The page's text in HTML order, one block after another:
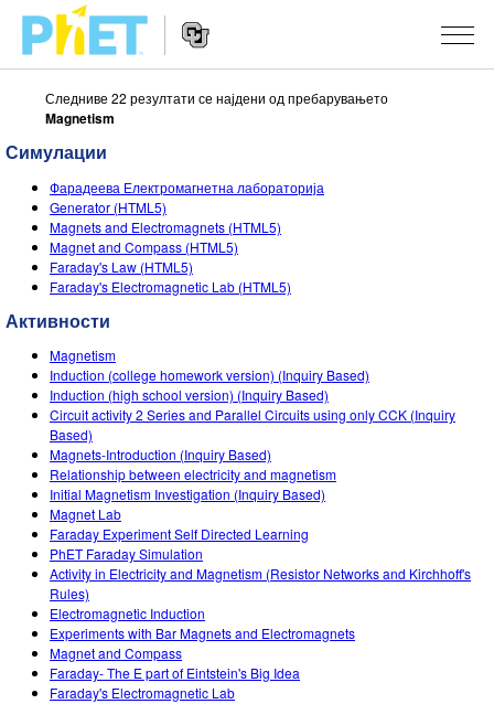
Пребарај
веб
страната
Website
СИМУЛАЦИИ
All Sims
Физика
Математика
Хемија
Географија
Биологија
Преведени симулации
Customizable Sims
STUDIO
About Studio
Customizable Sims
Start a Free Trial
Purchase a License
НАСТАВА
Разгледај Активности
Activity Contribution Guidelines
Virtual Workshops
Professional Learning with PhET
Teaching with PhET
ИСТРАЖУВАЊА
Inclusive Design
PhET Global
Data Fluency
DEIB in STEM Ed
SceneryStack OSE
Impact Report
НАЈАВИ СЕ / РЕГИСТРИРАЈ СЕ
НАЈАВИ СЕ / РЕГИСТРИРАЈ СЕ
Следниве 22 резултати се најдени од пребарувањето
Magnetism
Симулации
Фарадеева Електромагнетна лабораторија
Generator (HTML5)
Magnets and Electromagnets (HTML5)
Magnet and Compass (HTML5)
Faraday's Law (HTML5)
Faraday's Electromagnetic Lab (HTML5)
Активности
Magnetism
Induction (college homework version) (Inquiry Based)
Induction (high school version) (Inquiry Based)
Circuit activity 2 Series and Parallel Circuits using only CCK (Inquiry
Based)
Magnets-Introduction (Inquiry Based)
Relationship between electricity and magnetism
Initial Magnetism Investigation (Inquiry Based)
Magnet Lab
Faraday Experiment Self Directed Learning
PhET Faraday Simulation
Activity in Electricity and Magnetism (Resistor Networks and Kirchhoff's
Rules)
Electromagnetic Induction
Experiments with Bar Magnets and Electromagnets
Magnet and Compass
Faraday- The E part of Eintstein's Big Idea
Faraday's Electromagnetic Lab